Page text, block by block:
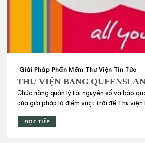
Giải Pháp Phần Mềm Thư Viện Tin Tức
THƯ VIỆN BANG
CHỌN ROSETTA CỦA EX
Chức năng quản lý tài nguyên số và bảo
của giải pháp là điểm vượt trội để Thư viện
ĐỌC TIẾP